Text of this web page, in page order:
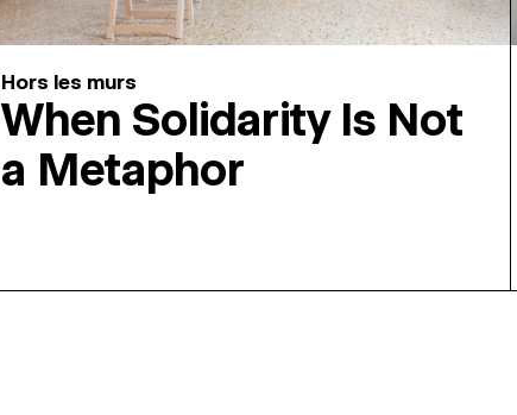
Hors les murs
When Solidarity Is Not
a Metaphor